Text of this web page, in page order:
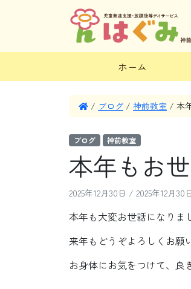
ホーム
/ ブログ / 神前教室 / 本
ブログ 神前教室
本年もお
2025年12月30日 / 2025年12月30日
本年も大変お世話になりま
来年もどうぞよろしくお願
お身体にお気をつけて、良